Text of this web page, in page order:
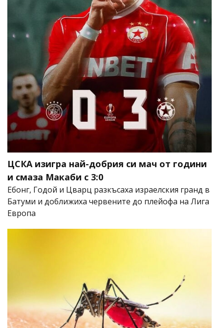
ЦСКА изигра най-добрия си мач от години
и смаза Макаби с 3:0
Ебонг, Годой и Цварц разкъсаха израелския гранд в
Батуми и доближиха червените до плейофа на Лига
Европа